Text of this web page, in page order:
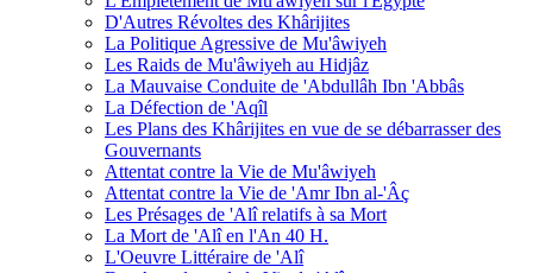
D'Autres Révoltes des Khârijites
La Politique Agressive de Mu'âwiyeh
Les Raids de Mu'âwiyeh au Hidjâz
La Mauvaise Conduite de 'Abdullâh Ibn 'Abbâs
La Défection de 'Aqîl
Les Plans des Khârijites en vue de se débarrasser des
Gouvernants
Attentat contre la Vie de Mu'âwiyeh
Attentat contre la Vie de 'Amr Ibn al-'Âç
Les Présages de 'Alî relatifs à sa Mort
La Mort de 'Alî en l'An 40 H.
L'Oeuvre Littéraire de 'Alî